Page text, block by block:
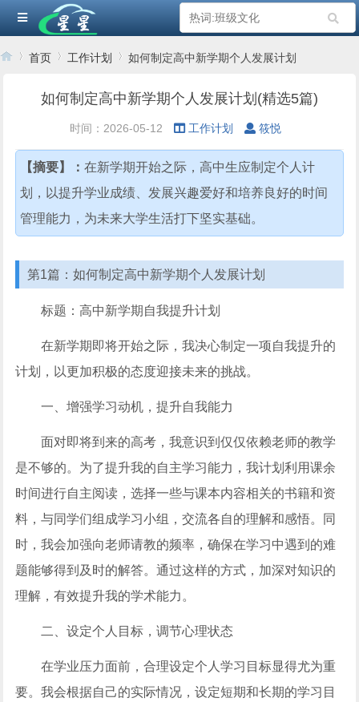
首页 工作计划
›
如何制定高中新学期个人发展计划
如何制定高中新学期个人发展计划(精选5篇)
时间：2026-05-12 工作计划 筱悦
【摘要】：在新学期开始之际，高中生应制定个人计
划，以提升学业成绩、发展兴趣爱好和培养良好的时间
管理能力，为未来大学生活打下坚实基础。
第1篇：如何制定高中新学期个人发展计划
标题：高中新学期自我提升计划
在新学期即将开始之际，我决心制定一项自我提升的
计划，以更加积极的态度迎接未来的挑战。
一、增强学习动机，提升自我能力
面对即将到来的高考，我意识到仅仅依赖老师的教学
是不够的。为了提升我的自主学习能力，我计划利用课余
时间进行自主阅读，选择一些与课本内容相关的书籍和资
料，与同学们组成学习小组，交流各自的理解和感悟。同
时，我会加强向老师请教的频率，确保在学习中遇到的难
题能够得到及时的解答。通过这样的方式，加深对知识的
理解，有效提升我的学术能力。
二、设定个人目标，调节心理状态
在学业压力面前，合理设定个人学习目标显得尤为重
要。我会根据自己的实际情况，设定短期和长期的学习目